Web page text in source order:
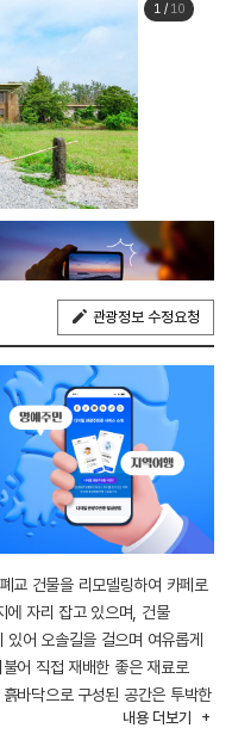
1/ 10
관광정보 수정요청
교 건물을 리모델링하여 카페로
자리 잡고 있으며, 건물
어 오솔길을 걸으며 여유롭게
어 직접 재배한 좋은 재료로
바닥으로 구성된 공간은 투박한
과 어우러지며 고즈넉한 분위를
내용 더보기